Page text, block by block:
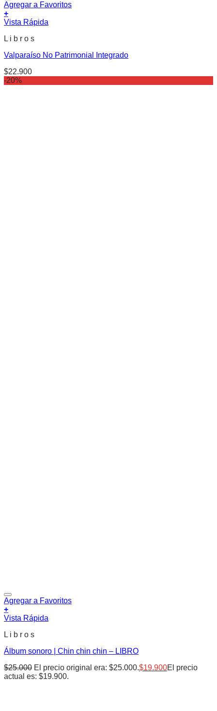
Agregar a Favoritos
+
Vista Rápida
L i b r o s
Valparaíso No Patrimonial Integrado
$22.900
-20%
Agregar a Favoritos
+
Vista Rápida
L i b r o s
Álbum sonoro | Chin chin chin – LIBRO
$25.000 El precio original era: $25.000.$19.900El precio
actual es: $19.900.